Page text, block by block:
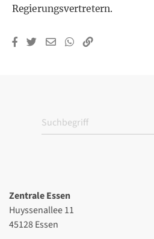
Regierungsvertretern.
Zentrale Essen
Huyssenallee 11
45128 Essen